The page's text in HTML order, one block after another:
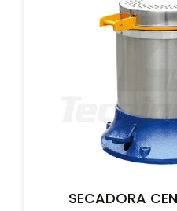
SECADORA